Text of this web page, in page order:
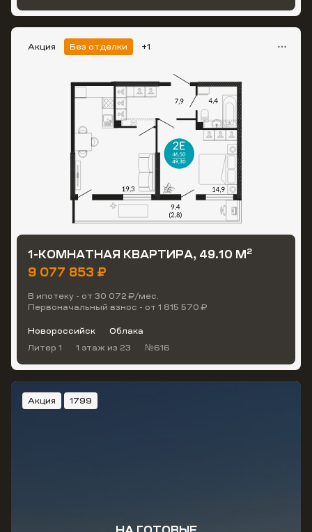
Акция Без отделки +1
1-КОМНАТНАЯ КВАРТИРА, 49.10 М2
9 077 853 ₽
В ипотеку - от 30 072 ₽/мес.
Первоначальный взнос - от 1 815 570 ₽
Новороссийск
Облака
Литер 1
1 этаж из 23 №616
Акция 1799